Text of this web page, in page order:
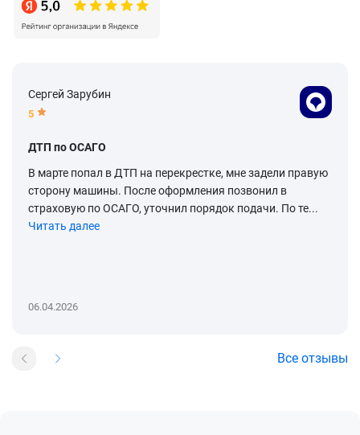
Сергей Зарубин
5
ДТП по ОСАГО
В марте попал в ДТП на перекрестке, мне задели правую
сторону машины. После оформления позвонил в
страховую по ОСАГО, уточнил порядок подачи. По те...
Читать далее
06.04.2026
Все отзывы